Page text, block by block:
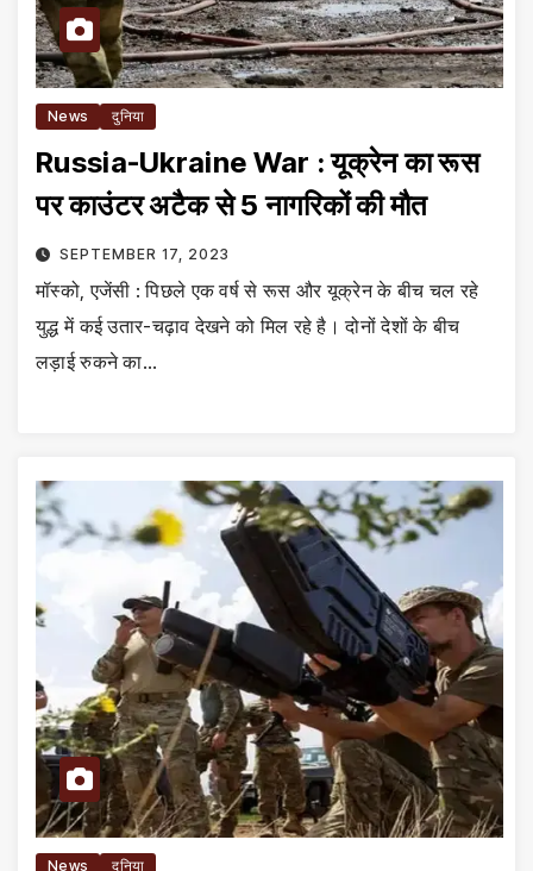
News दुनिया
Russia-Ukraine War : यूक्रेन का रूस
पर काउंटर अटैक से 5 नागरिकों की मौत
SEPTEMBER 17, 2023
मॉस्को, एजेंसी : पिछले एक वर्ष से रूस और यूक्रेन के बीच चल रहे
युद्ध में कई उतार-चढ़ाव देखने को मिल रहे है। दोनों देशों के बीच
लड़ाई रुकने का…
News दुनिया